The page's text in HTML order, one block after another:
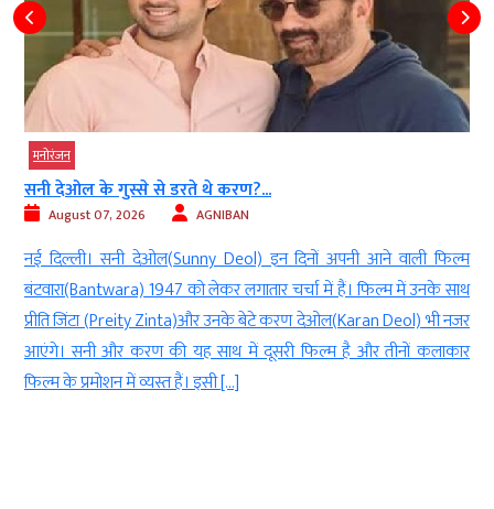
मनोरंजन
सनी देओल के गुस्से से डरते थे करण?...
August 07, 2026 AGNIBAN
नई दिल्ली। सनी देओल(Sunny Deol) इन दिनों अपनी आने वाली फिल्म
बंटवारा(Bantwara) 1947 को लेकर लगातार चर्चा में हैं। फिल्म में उनके साथ
प्रीति जिंटा (Preity Zinta)और उनके बेटे करण देओल(Karan Deol) भी नजर
आएंगे। सनी और करण की यह साथ में दूसरी फिल्म है और तीनों कलाकार
फिल्म के प्रमोशन में व्यस्त हैं। इसी […]